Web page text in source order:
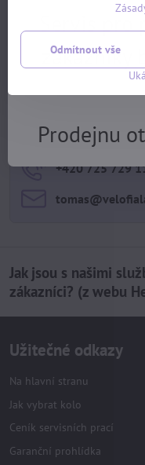
skladem, EXPEDICE PO
Koupit
Potřebujete
+420 725 729
Jak jsou s našimi
zákazníci? (z webu
Užitečné odkazy
Na hlavní stranu
Jak vybrat kolo
Ceník servisních prací
Garanční prohlídka
Odmítnout vše
Servis pro
zákazníky
Prodejnu